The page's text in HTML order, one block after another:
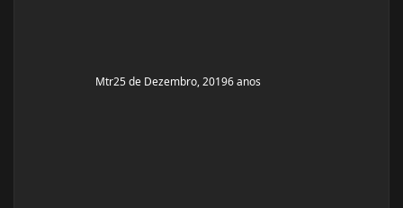
Mtr25 de Dezembro, 20196 anos